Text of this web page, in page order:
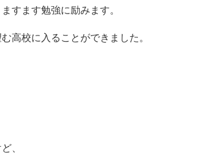
すます勉強に励みます。
高校に入ることができました。
、